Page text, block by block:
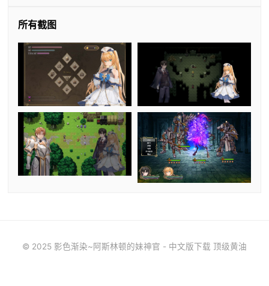
所有截图
© 2025 影色渐染~阿斯林顿的妹神官 - 中文版下载 顶级黄油